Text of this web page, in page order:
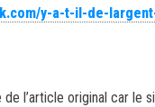
y-a-t-il-de-
l’article original car